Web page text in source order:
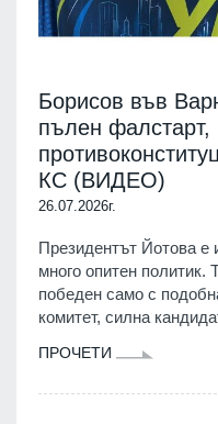
Борисов във
пълен фалстарт,
КС (ВИДЕО)
26.07.2026г.
Президентът Йотова е
много опитен
победен само с
комитет, силна
ПРОЧЕТИ